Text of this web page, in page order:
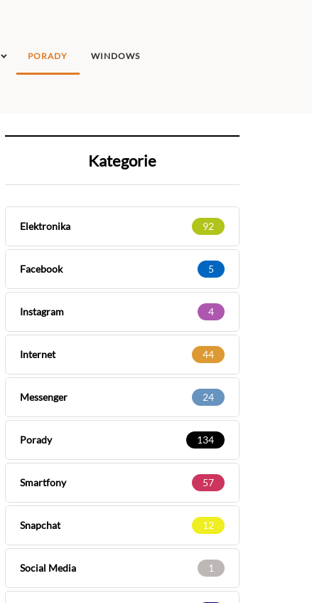
PORADY WINDOWS
Kategorie
Elektronika 92
Facebook 5
Instagram 4
Internet 44
Messenger 24
Porady 134
Smartfony 57
Snapchat 12
Social Media 1